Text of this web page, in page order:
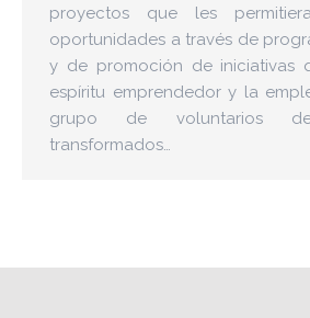
proyectos que les
oportunidades a través de
y de promoción de iniciativas
espíritu emprendedor y la
grupo de voluntarios
transformados…